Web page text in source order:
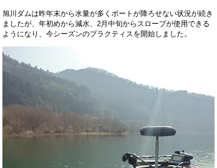
旭川ダムは昨年末から水量が多くボートが降ろせない状況が続き
ましたが、年初めから減水、2月中旬からスロープが使用できる
ようになり、今シーズンのプラクティスを開始しました。